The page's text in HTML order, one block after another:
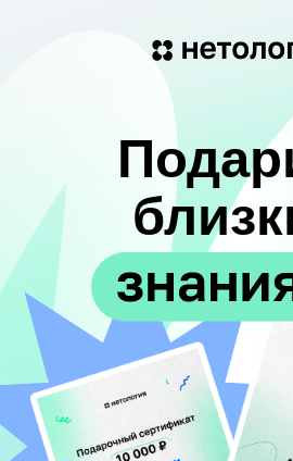
Подарите
близким